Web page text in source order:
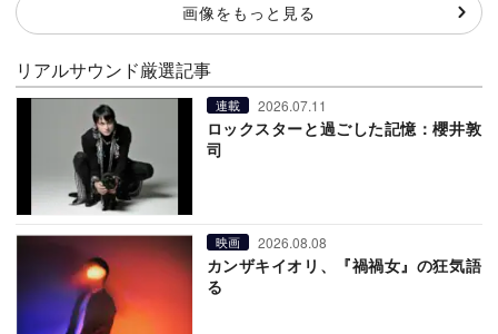
画像をもっと見る
リアルサウンド厳選記事
連載 2026.07.11
ロックスターと過ごした記憶：櫻井敦
司
映画 2026.08.08
カンザキイオリ、『禍禍女』の狂気語
る